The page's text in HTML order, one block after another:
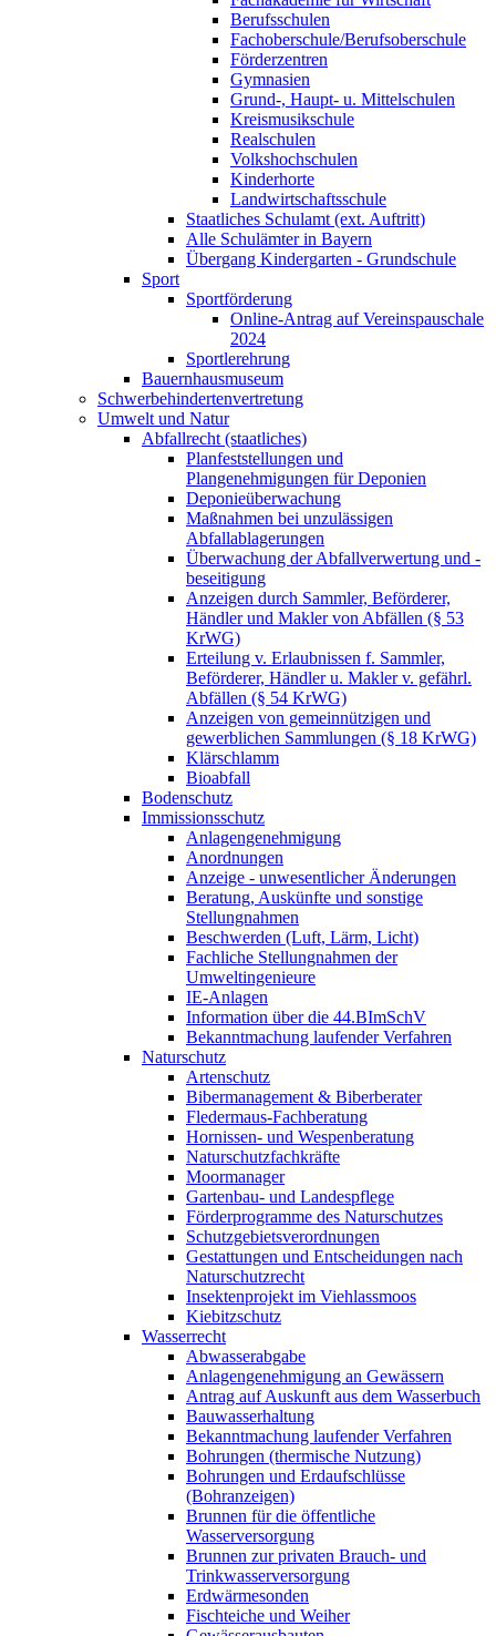
Berufsschulen
Fachoberschule/Berufsoberschule
Förderzentren
Gymnasien
Grund-, Haupt- u. Mittelschulen
Kreismusikschule
Realschulen
Volkshochschulen
Kinderhorte
Landwirtschaftsschule
Staatliches Schulamt (ext. Auftritt)
Alle Schulämter in Bayern
Übergang Kindergarten - Grundschule
Sport
Sportförderung
Online-Antrag auf Vereinspauschale
2024
Sportlerehrung
Bauernhausmuseum
Schwerbehindertenvertretung
Umwelt und Natur
Abfallrecht (staatliches)
Planfeststellungen und
Plangenehmigungen für Deponien
Deponieüberwachung
Maßnahmen bei unzulässigen
Abfallablagerungen
Überwachung der Abfallverwertung und -
beseitigung
Anzeigen durch Sammler, Beförderer,
Händler und Makler von Abfällen (§ 53
KrWG)
Erteilung v. Erlaubnissen f. Sammler,
Beförderer, Händler u. Makler v. gefährl.
Abfällen (§ 54 KrWG)
Anzeigen von gemeinnützigen und
gewerblichen Sammlungen (§ 18 KrWG)
Klärschlamm
Bioabfall
Bodenschutz
Immissionsschutz
Anlagengenehmigung
Anordnungen
Anzeige - unwesentlicher Änderungen
Beratung, Auskünfte und sonstige
Stellungnahmen
Beschwerden (Luft, Lärm, Licht)
Fachliche Stellungnahmen der
Umweltingenieure
IE-Anlagen
Information über die 44.BImSchV
Bekanntmachung laufender Verfahren
Naturschutz
Artenschutz
Bibermanagement & Biberberater
Fledermaus-Fachberatung
Hornissen- und Wespenberatung
Naturschutzfachkräfte
Moormanager
Gartenbau- und Landespflege
Förderprogramme des Naturschutzes
Schutzgebietsverordnungen
Gestattungen und Entscheidungen nach
Naturschutzrecht
Insektenprojekt im Viehlassmoos
Kiebitzschutz
Wasserrecht
Abwasserabgabe
Anlagengenehmigung an Gewässern
Antrag auf Auskunft aus dem Wasserbuch
Bauwasserhaltung
Bekanntmachung laufender Verfahren
Bohrungen (thermische Nutzung)
Bohrungen und Erdaufschlüsse
(Bohranzeigen)
Brunnen für die öffentliche
Wasserversorgung
Brunnen zur privaten Brauch- und
Trinkwasserversorgung
Erdwärmesonden
Fischteiche und Weiher